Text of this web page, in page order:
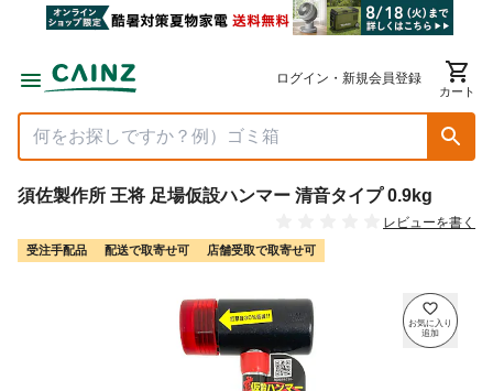
ログイン・新規会員登録
カート
須佐製作所 王将 足場仮設ハンマー 清音タイプ 0.9kg
レビューを書く
受注手配品 配送で取寄せ可 店舗受取で取寄せ可